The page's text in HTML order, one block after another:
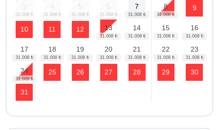
3 4 5 6 7 8 9
10 11 12 13 14 15 16
17 18 19 20 21 22 23
24 25 26 27 28 29 30
31